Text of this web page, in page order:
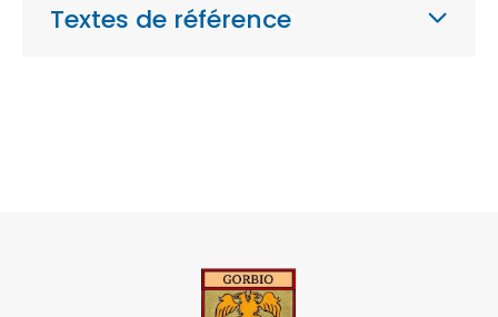
Textes de référence